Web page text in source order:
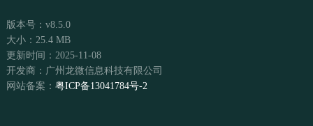
版本号：v8.5.0
大小：25.4 MB
更新时间：2025-11-08
开发商：广州龙微信息科技有限公司
网站备案： 粤ICP备13041784号-2